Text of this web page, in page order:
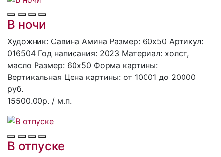
В ночи
Художник: Савина Амина Размер: 60x50 Артикул:
016504 Год написания: 2023 Материал: холст,
масло Размер: 60х50 Форма картины:
Вертикальная Цена картины: от 10001 до 20000
руб.
15500.00р. / м.п.
В отпуске